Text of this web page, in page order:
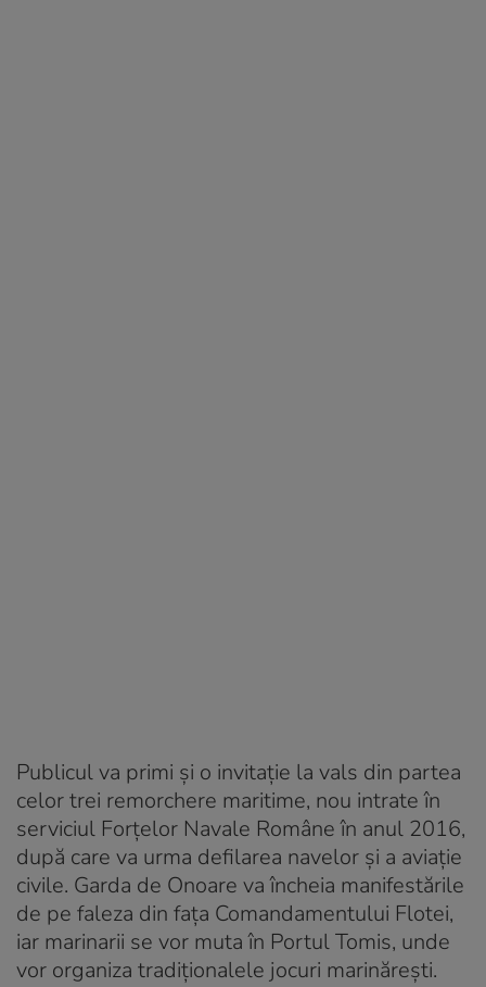
Publicul va primi și o invitație la vals din partea
celor trei remorchere maritime, nou intrate în
serviciul Forțelor Navale Române în anul 2016,
după care va urma defilarea navelor și a aviație
civile. Garda de Onoare va încheia manifestările
de pe faleza din fața Comandamentului Flotei,
iar marinarii se vor muta în Portul Tomis, unde
vor organiza tradiționalele jocuri marinărești.